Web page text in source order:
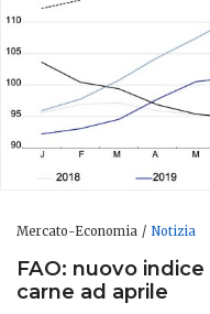
Mercato-Economia Notizia
FAO: nuovo
carne ad aprile